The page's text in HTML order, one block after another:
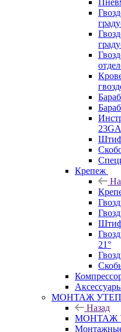
Крепеж
21°
МОНТАЖ
Назад
МОНТАЖ